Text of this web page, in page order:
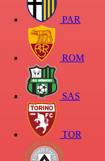
PAR
ROM
SAS
TOR